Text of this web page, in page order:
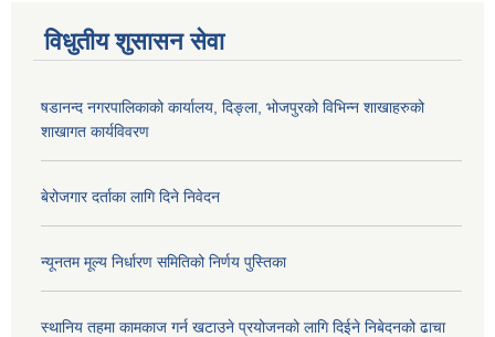
विधुतीय शुसासन सेवा
षडानन्द नगरपालिकाको कार्यालय, दिङ्ला, भोजपुरको विभिन्न शाखाहरुको
शाखागत कार्यविवरण
बेरोजगार दर्ताका लागि दिने निवेदन
न्यूनतम मूल्य निर्धारण समितिको निर्णय पुस्तिका
स्थानिय तहमा कामकाज गर्न खटाउने प्रयोजनको लागि दिईने निबेदनको ढाचा